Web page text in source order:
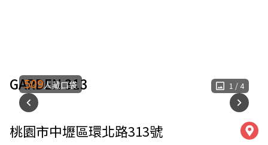
GARDEN 313 1 / 4
509人藏口袋
桃園市中壢區環北路313號